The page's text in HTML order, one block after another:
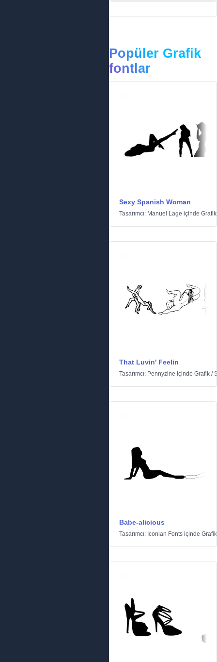
Popüler Grafik
fontlar
Sexy Spanish Woman
Tasarımcı: Manuel Lage içinde Grafik
That Luvin' Feelin
Tasarımcı: Pennyzine içinde Grafik /
Babe-alicious
Tasarımcı: Iconian Fonts içinde Grafik